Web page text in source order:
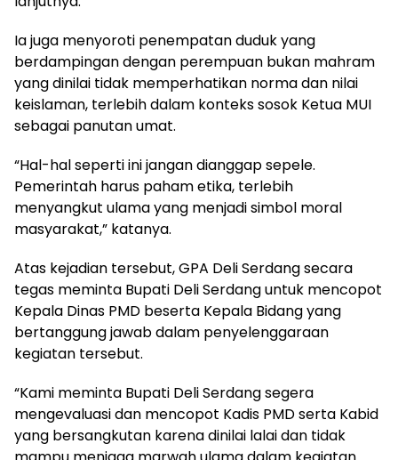
Ia juga menyoroti penempatan duduk yang
berdampingan dengan perempuan bukan mahram
yang dinilai tidak memperhatikan norma dan nilai
keislaman, terlebih dalam konteks sosok Ketua MUI
sebagai panutan umat.
“Hal-hal seperti ini jangan dianggap sepele.
Pemerintah harus paham etika, terlebih
menyangkut ulama yang menjadi simbol moral
masyarakat,” katanya.
Atas kejadian tersebut, GPA Deli Serdang secara
tegas meminta Bupati Deli Serdang untuk mencopot
Kepala Dinas PMD beserta Kepala Bidang yang
bertanggung jawab dalam penyelenggaraan
kegiatan tersebut.
“Kami meminta Bupati Deli Serdang segera
mengevaluasi dan mencopot Kadis PMD serta Kabid
yang bersangkutan karena dinilai lalai dan tidak